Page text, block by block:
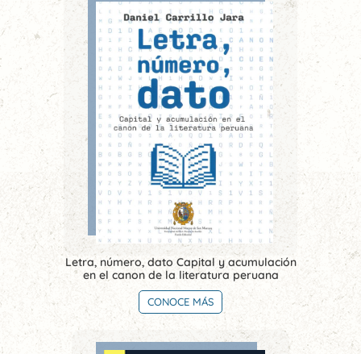
Letra, número, dato Capital y acumulación
en el canon de la literatura peruana
CONOCE MÁS